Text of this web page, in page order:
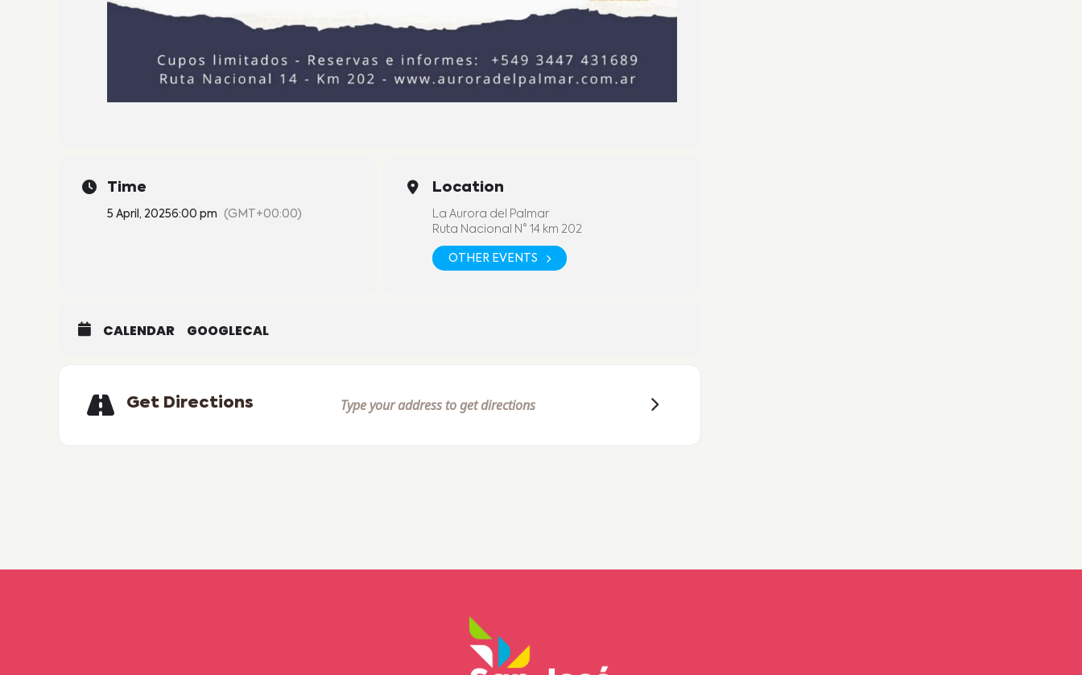
Time
5 April, 20256:00 pm (GMT+00:00)
Location
La Aurora del Palmar
Ruta Nacional N° 14 km 202
OTHER EVENTS
CALENDAR GOOGLECAL
Get Directions